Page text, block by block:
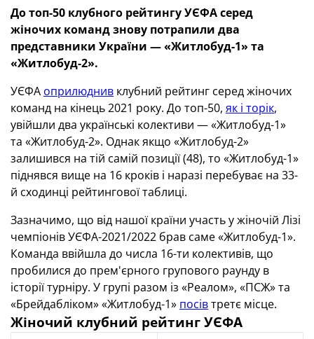
До топ-50 клубного рейтингу УЄФА серед
жіночих команд знову потрапили два
представники України — «Житлобуд-1» та
«Житлобуд-2».
УЄФА оприлюднив клубний рейтинг серед жіночих
команд на кінець 2021 року. До топ-50, як і торік,
увійшли два українські колективи — «Житлобуд-1»
та «Житлобуд-2». Однак якщо «Житлобуд-2»
залишився на тій самій позиції (48), то «Житлобуд-1»
піднявся вище на 16 кроків і наразі перебуває на 33-
й сходинці рейтингової таблиці.
Зазначимо, що від нашої країни участь у жіночій Лізі
чемпіонів УЄФА-2021/2022 брав саме «Житлобуд-1».
Команда ввійшла до числа 16-ти колективів, що
пробилися до прем'єрного групового раунду в
історії турніру. У групі разом із «Реалом», «ПСЖ» та
«Брейдабліком» «Житлобуд-1» посівтретє місце.
Жіночий клубний рейтинг УЄФА